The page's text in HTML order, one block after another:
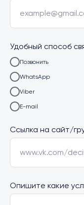
Удобный способ
Позвонить
WhatsApp
Viber
E-mail
Ссылка на сайт/
www.vk.com/
Опишите какие